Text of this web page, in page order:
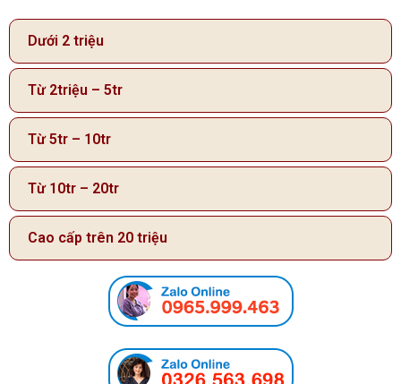
Dưới 2 triệu
Từ 2triệu – 5tr
Từ 5tr – 10tr
Từ 10tr – 20tr
Cao cấp trên 20 triệu